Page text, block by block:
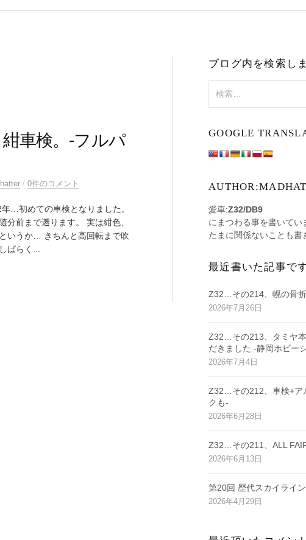
車検。-フルパ
/ 0件のコメント
…初めての車検となりました。
分前まで遡ります。 実は紺色、
いうか… きちんと高回転まで吹
ばらく...
ブログ内を検索し
索:
GOOGLE
愛車:Z32/DB9
にまつわる事を書いてい
たまに関係ないことも書
最近書いた記事で
Z32…その214、幌の骨折
2026年7月26日
Z32…その213、タミヤ
だきました -静岡ホビー
2026年7月4日
Z32…その212、車検+ア
クも-
2026年6月28日
Z32…その211、ALL
2026年6月13日
第20回 歴代スカイライ
2026年4月29日